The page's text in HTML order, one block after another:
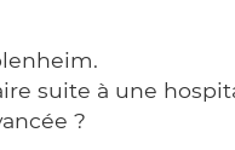
suite à une
?